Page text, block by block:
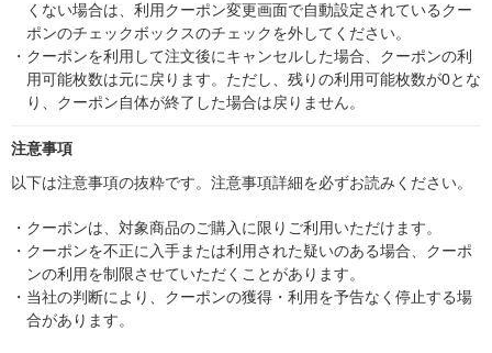
くない場合は、利用クーポン変更画面で自動設定されているクー
ポンのチェックボックスのチェックを外してください。
・ クーポンを利用して注文後にキャンセルした場合、クーポンの利
用可能枚数は元に戻ります。ただし、残りの利用可能枚数が0とな
り、クーポン自体が終了した場合は戻りません。
注意事項
以下は注意事項の抜粋です。注意事項詳細を必ずお読みください。
・ クーポンは、対象商品のご購入に限りご利用いただけます。
・ クーポンを不正に入手または利用された疑いのある場合、クーポ
ンの利用を制限させていただくことがあります。
・ 当社の判断により、クーポンの獲得・利用を予告なく停止する場
合があります。